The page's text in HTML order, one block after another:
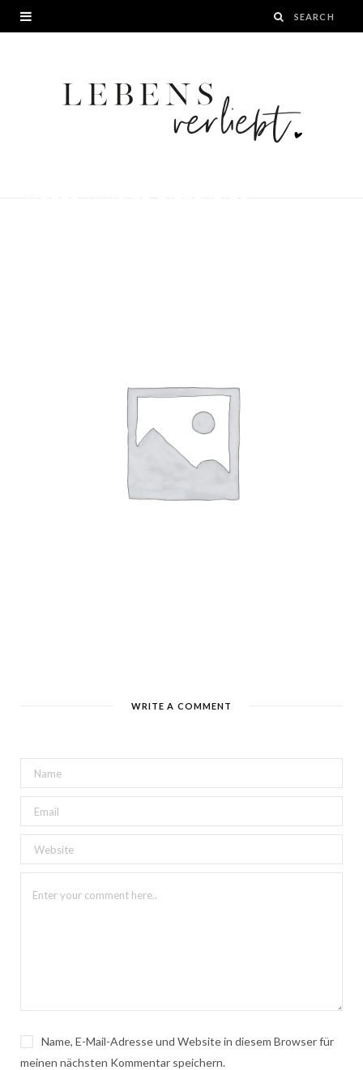
WRITE A COMMENT
Name, E-Mail-Adresse und Website in diesem Browser für
meinen nächsten Kommentar speichern.